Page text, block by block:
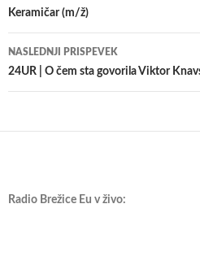
po
prispevkih
Keramičar (m/ž)
NASLEDNJI PRISPEVEK
24UR | O čem sta govorila Viktor
Radio Brežice Eu v živo: